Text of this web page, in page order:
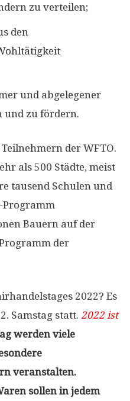
zu verteilen;
den
und abgelegener
und zu fördern.
der WFTO.
als 500 Städte, meist
tausend Schulen und
Programm
Bauern auf der
der
2022? Es
Samstag statt. 2022 ist
werden viele
veranstalten.
sollen in jedem